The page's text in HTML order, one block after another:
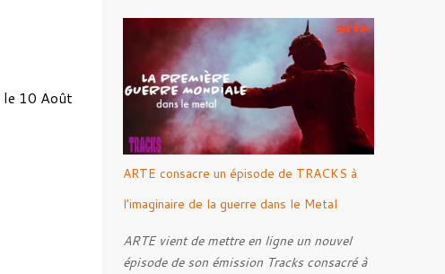
le 10 Août
ARTE consacre un épisode de TRACKS à
l'imaginaire de la guerre dans le Metal
ARTE vient de mettre en ligne un nouvel
épisode de son émission Tracks consacré à